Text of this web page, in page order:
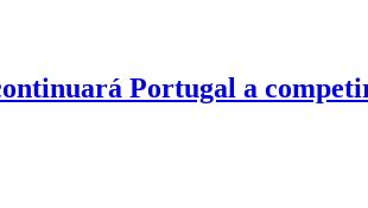
Portugal a